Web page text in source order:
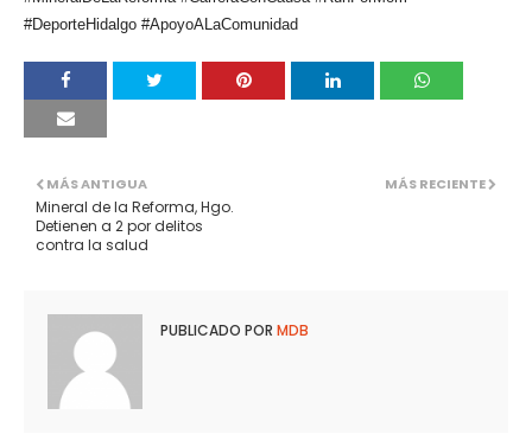
#DeporteHidalgo #ApoyoALaComunidad
MÁS RECIENTE
MÁS ANTIGUA
Mineral de la Reforma, Hgo.
Detienen a 2 por delitos
contra la salud
PUBLICADO POR MDB